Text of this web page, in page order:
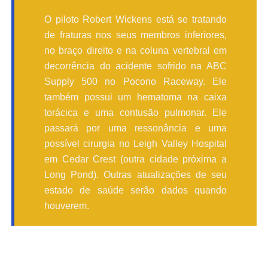
O piloto Robert Wickens está se tratando
de fraturas nos seus membros inferiores,
no braço direito e na coluna vertebral em
decorrência do acidente sofrido na ABC
Supply 500 no Pocono Raceway. Ele
também possui um hematoma na caixa
torácica e uma contusão pulmonar. Ele
passará por uma ressonância e uma
possível cirurgia no Leigh Valley Hospital
em Cedar Crest (outra cidade próxima a
Long Pond). Outras atualizações de seu
estado de saúde serão dados quando
houverem.